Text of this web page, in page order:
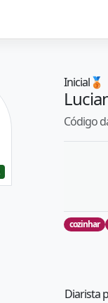
Inicial🥉
Código
cozinhar
Diarista